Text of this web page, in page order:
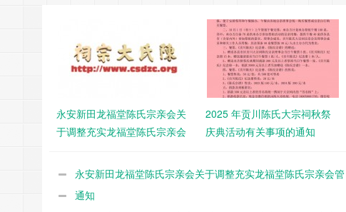
永安新田龙福堂陈氏宗亲会关
于调整充实龙福堂陈氏宗亲会
2025 年贡川陈氏大宗祠秋祭
庆典活动有关事项的通知
永安新田龙福堂陈氏宗亲会关于调整充实龙福堂陈氏宗亲会管
理成员和有关事项的通知
通知